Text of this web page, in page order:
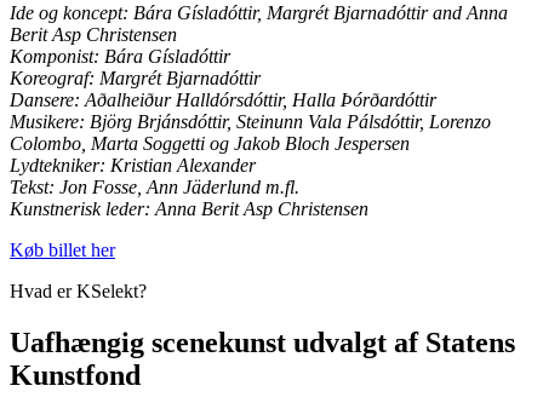
Ide og koncept: Bára Gísladóttir, Margrét Bjarnadóttir and Anna
Berit Asp Christensen
Komponist: Bára Gísladóttir
Koreograf: Margrét Bjarnadóttir
Dansere: Aðalheiður Halldórsdóttir, Halla Þórðardóttir
Musikere: Björg Brjánsdóttir, Steinunn Vala Pálsdóttir, Lorenzo
Colombo, Marta Soggetti og Jakob Bloch Jespersen
Lydtekniker: Kristian Alexander
Tekst: Jon Fosse, Ann Jäderlund m.fl.
Kunstnerisk leder: Anna Berit Asp Christensen
Køb billet her
Hvad er KSelekt?
Uafhængig scenekunst udvalgt af Statens
Kunstfond